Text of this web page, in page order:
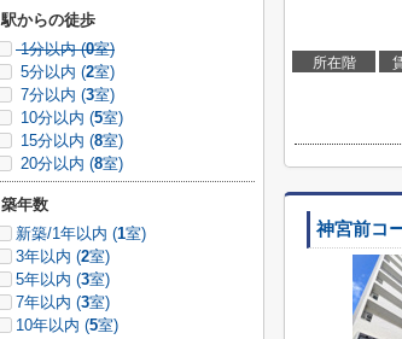
所在階
神宮前コ
駅からの徒歩
1分以内 (0室)
5分以内 (2室)
7分以内 (3室)
10分以内 (5室)
15分以内 (8室)
20分以内 (8室)
築年数
新築/1年以内 (1室)
3年以内 (2室)
5年以内 (3室)
7年以内 (3室)
10年以内 (5室)